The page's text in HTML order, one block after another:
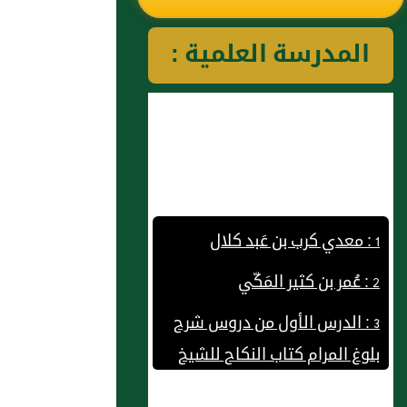
رياض الصالحين
للإمام النووي
المدرسة العلمية :
1 : معدي كرب بن عَبد كلال
3 : الدرس الأول من دروس شرح
بلوغ المرام كتاب النكاح للشيخ
عبد الكريم الخضير